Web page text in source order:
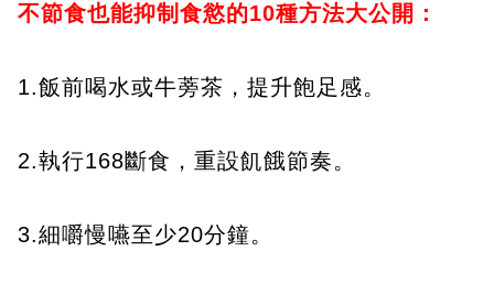
不節食也能抑制食慾的10種方法大公開：
1.飯前喝水或牛蒡茶，提升飽足感。
2.執行168斷食，重設飢餓節奏。
3.細嚼慢嚥至少20分鐘。